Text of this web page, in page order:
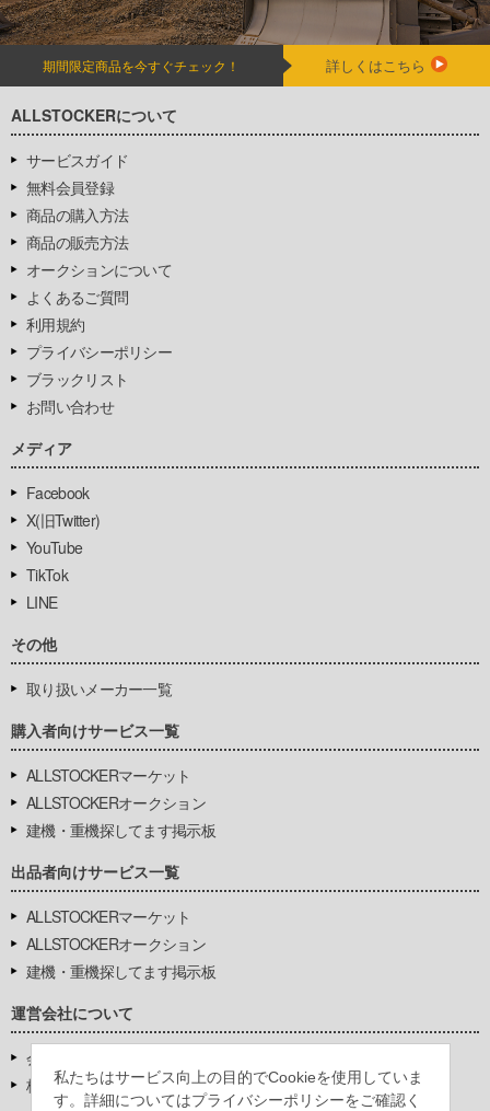
私たちはサービス向上の目的でCookieを使用していま
す。詳細についてはプライバシーポリシーをご確認く
期間限定商品を今すぐチェック！ 詳しくはこちら
ALLSTOCKERについて
サービスガイド
無料会員登録
商品の購入方法
商品の販売方法
オークションについて
よくあるご質問
利用規約
プライバシーポリシー
ブラックリスト
お問い合わせ
メディア
Facebook
X(旧Twitter)
YouTube
TikTok
LINE
その他
取り扱いメーカー一覧
購入者向けサービス一覧
ALLSTOCKERマーケット
ALLSTOCKERオークション
建機・重機探してます掲示板
出品者向けサービス一覧
ALLSTOCKERマーケット
ALLSTOCKERオークション
建機・重機探してます掲示板
運営会社について
会社基本情報
株式会社豊環境開発